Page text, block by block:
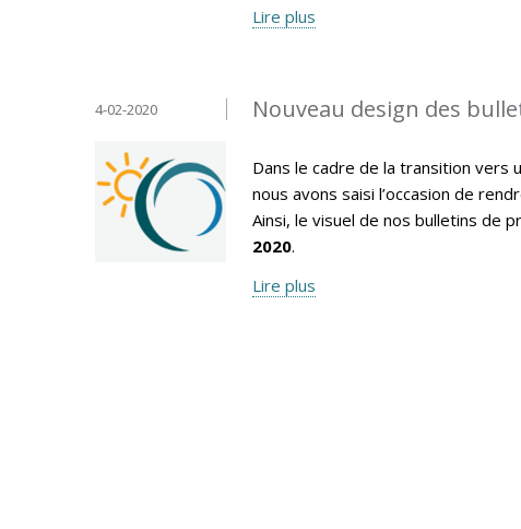
Lire plus
Nouveau design des
4-02-2020
Dans le cadre de la transition
nous avons saisi l’occasion de
Ainsi, le visuel de nos bulletins de
2020.
Lire plus